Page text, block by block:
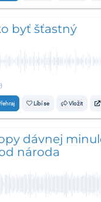
byť šťastný
Líbí se Vložit
dávnej
národa